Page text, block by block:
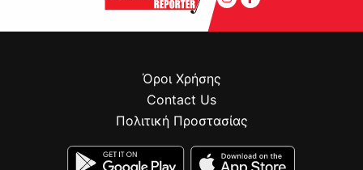
Όροι Χρήσης
Contact Us
Πολιτική Προστασίας